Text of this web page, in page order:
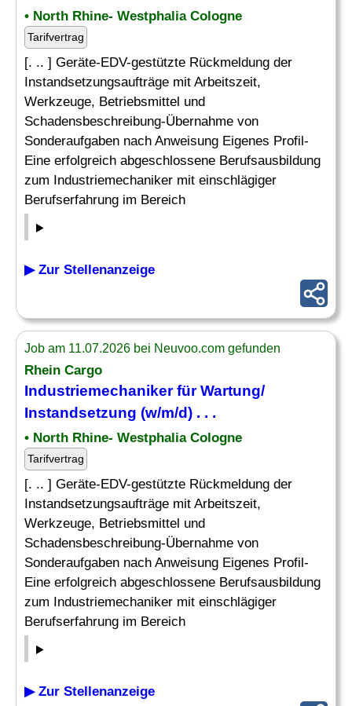
• North Rhine- Westphalia Cologne
Tarifvertrag
[. .. ] Geräte-EDV-gestützte Rückmeldung der
Instandsetzungsaufträge mit Arbeitszeit,
Werkzeuge, Betriebsmittel und
Schadensbeschreibung-Übernahme von
Sonderaufgaben nach Anweisung Eigenes Profil-
Eine erfolgreich abgeschlossene Berufsausbildung
zum Industriemechaniker mit einschlägiger
Berufserfahrung im Bereich
▶ Zur Stellenanzeige
Job am 11.07.2026 bei Neuvoo.com gefunden
Rhein Cargo
Industriemechaniker für Wartung/
Instandsetzung (w/m/d) . . .
• North Rhine- Westphalia Cologne
Tarifvertrag
[. .. ] Geräte-EDV-gestützte Rückmeldung der
Instandsetzungsaufträge mit Arbeitszeit,
Werkzeuge, Betriebsmittel und
Schadensbeschreibung-Übernahme von
Sonderaufgaben nach Anweisung Eigenes Profil-
Eine erfolgreich abgeschlossene Berufsausbildung
zum Industriemechaniker mit einschlägiger
Berufserfahrung im Bereich
▶ Zur Stellenanzeige